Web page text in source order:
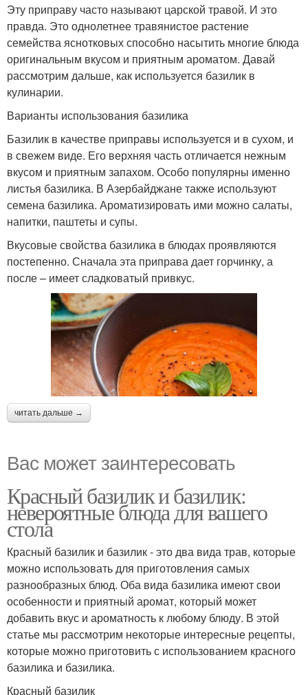
Эту приправу часто называют царской травой. И это
правда. Это однолетнее травянистое растение
семейства яснотковых способно насытить многие блюда
оригинальным вкусом и приятным ароматом. Давай
рассмотрим дальше, как используется базилик в
кулинарии.
Варианты использования базилика
Базилик в качестве приправы используется и в сухом, и
в свежем виде. Его верхняя часть отличается нежным
вкусом и приятным запахом. Особо популярны именно
листья базилика. В Азербайджане также используют
семена базилика. Ароматизировать ими можно салаты,
напитки, паштеты и супы.
Вкусовые свойства базилика в блюдах проявляются
постепенно. Сначала эта приправа дает горчинку, а
после – имеет сладковатый привкус.
читать дальше →
Вас может заинтересовать
Красный базилик и базилик:
невероятные блюда для вашего
стола
Красный базилик и базилик - это два вида трав, которые
можно использовать для приготовления самых
разнообразных блюд. Оба вида базилика имеют свои
особенности и приятный аромат, который может
добавить вкус и ароматность к любому блюду. В этой
статье мы рассмотрим некоторые интересные рецепты,
которые можно приготовить с использованием красного
базилика и базилика.
Красный базилик